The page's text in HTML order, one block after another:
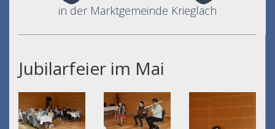
in der Marktgemeinde Krieglach
Jubilarfeier im Mai